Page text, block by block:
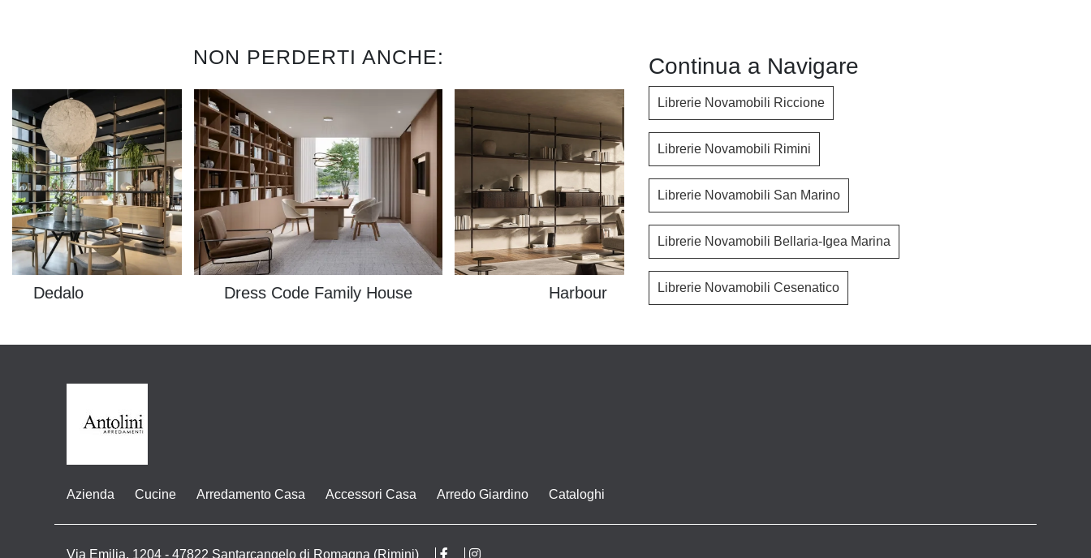
NON PERDERTI ANCHE:
Dedalo Dress Code Family House Harbour Modo Comp M6C92
Continua a Navigare
Librerie Novamobili Riccione
Librerie Novamobili Rimini
Librerie Novamobili San Marino
Librerie Novamobili Bellaria-Igea Marina
Librerie Novamobili Cesenatico
Azienda Cucine Arredamento Casa Accessori Casa Arredo Giardino Cataloghi
Via Emilia, 1204 - 47822 Santarcangelo di Romagna (Rimini)